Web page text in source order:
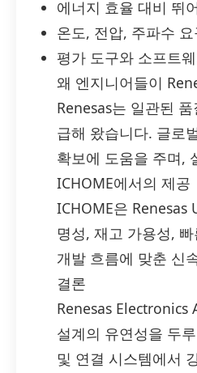
에너지 효율 대비 뛰
온도, 전압, 주파수
평가 도구와 소프트
왜 엔지니어들이
Renesas는 일관된
급해 왔습니다. 글로
확보에 도움을 주며,
ICHOME에서의 제공
ICHOME은 Renesas
명성, 재고 가용성,
개발 흐름에 맞춘 신
결론
Renesas Electronics
설계의 유연성을 두
및 연결 시스템에서